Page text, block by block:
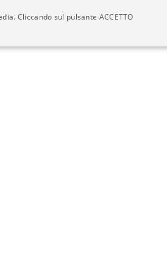
Cliccando sul pulsante ACCETTO